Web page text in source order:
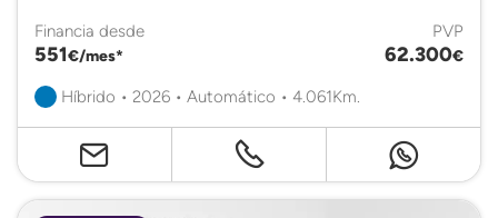
Financia desde
551€/mes*
PVP
62.300€
Híbrido • 2026 • Automático • 4.061Km.